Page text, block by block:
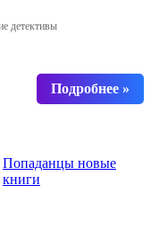
детективы
Попаданцы новые
книги